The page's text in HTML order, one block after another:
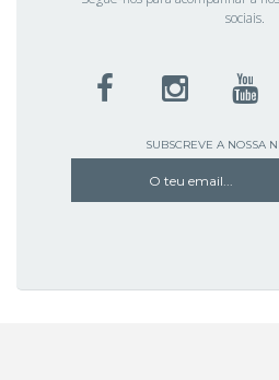
sociais.
SUBSCREVE A NOSSA